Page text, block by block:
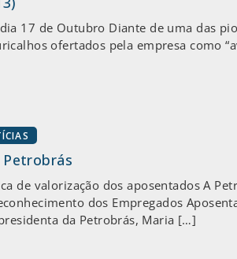
17 de Outubro Diante de uma das
ofertados pela empresa como
de valorização dos aposentados A
dos Empregados
da Petrobrás, Maria […]